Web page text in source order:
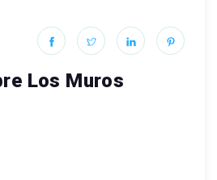
Los Muros